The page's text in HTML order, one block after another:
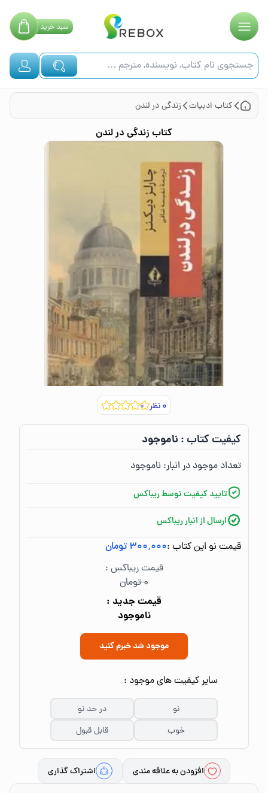
سبدخرید
کتاب ادبیات زندگی در لندن
کتاب زندگی در لندن
۰نظر
کیفیت کتاب :‌ ناموجود
تعداد موجود در انبار:‌ ناموجود
تایید کیفیت توسط ریباکس
ارسال از انبار ریباکس
قیمت نو این کتاب :۳۰۰٬۰۰۰ تومان
قیمت ریباکس :
۰ تومان
قیمت جدید :
ناموجود
موجود شد خبرم کنید
سایر کیفیت های موجود :
نو
در حد نو
خوب
قابل قبول
افزودن به علاقه مندی اشتراک گذاری